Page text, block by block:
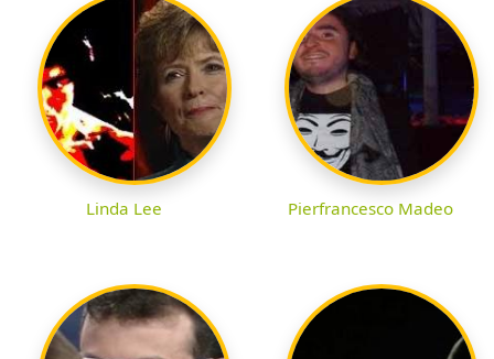
Linda Lee Pierfrancesco Madeo